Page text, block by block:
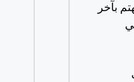
بآخر